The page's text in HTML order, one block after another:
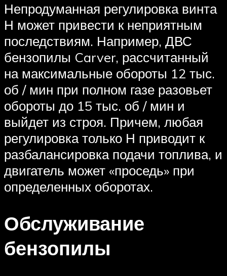
Непродуманная регулировка винта
Н может привести к неприятным
последствиям. Например, ДВС
бензопилы Carver, рассчитанный
на максимальные обороты 12 тыс.
об / мин при полном газе разовьет
обороты до 15 тыс. об / мин и
выйдет из строя. Причем, любая
регулировка только Н приводит к
разбалансировка подачи топлива, и
двигатель может «проседь» при
определенных оборотах.
Обслуживание
бензопилы